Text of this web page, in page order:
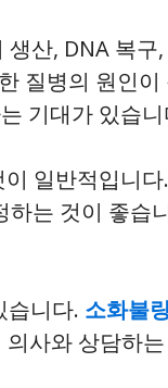
산, DNA 복구
질병의 원인이
기대가 있습니
일반적입니
는 것이 좋습
습니다. 소화불
의사와 상담하